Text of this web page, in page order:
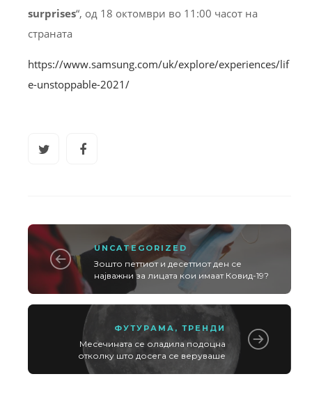
surprises“, од 18 октомври во 11:00 часот на
страната
https://www.samsung.com/uk/explore/experiences/lif
e-unstoppable-2021/
UNCATEGORIZED
Зошто петтиот и десеттиот ден се
најважни за лицата кои имаат Ковид-19?
ФУТУРАМА , ТРЕНДИ
Месечината се оладила подоцна
отколку што досега се веруваше